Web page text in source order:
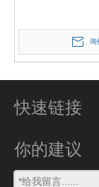
询
快速链接
你的建议